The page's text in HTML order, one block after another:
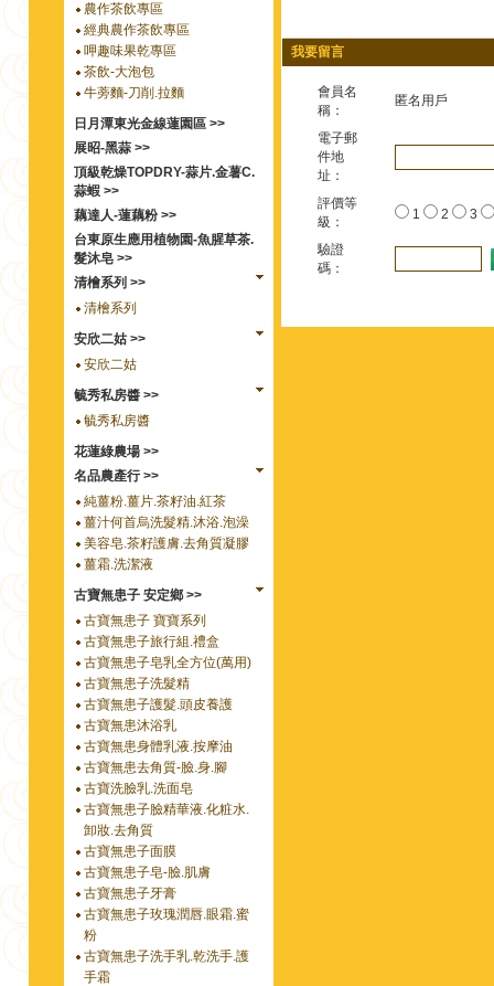
農作茶飲專區
經典農作茶飲專區
呷趣味果乾專區
茶飲-大泡包
牛蒡麵-刀削.拉麵
日月潭東光金線蓮園區 >>
展昭-黑蒜 >>
頂級乾燥TOPDRY-蒜片.金薯C.
蒜蝦 >>
藕達人-蓮藕粉 >>
台東原生應用植物園-魚腥草茶.
髮沐皂 >>
清檜系列 >>
清檜系列
安欣二姑 >>
安欣二姑
毓秀私房醬 >>
毓秀私房醬
花蓮綠農場 >>
名品農產行 >>
純薑粉.薑片.茶籽油.紅茶
薑汁何首烏洗髮精.沐浴.泡澡
美容皂.茶籽護膚.去角質凝膠
薑霜.洗潔液
古寶無患子 安定鄉 >>
古寶無患子 寶寶系列
古寶無患子旅行組.禮盒
古寶無患子皂乳全方位(萬用)
古寶無患子洗髮精
古寶無患子護髮.頭皮養護
古寶無患沐浴乳
古寶無患身體乳液.按摩油
古寶無患去角質-臉.身.腳
古寶洗臉乳.洗面皂
古寶無患子臉精華液.化粧水.
卸妝.去角質
古寶無患子面膜
古寶無患子皂-臉.肌膚
古寶無患子牙膏
古寶無患子玫瑰潤唇.眼霜.蜜
粉
古寶無患子洗手乳.乾洗手.護
手霜
我要留言
會員名
稱：
匿名用戶
電子郵
件地
址：
評價等
級：
1 2 3
驗證
碼：